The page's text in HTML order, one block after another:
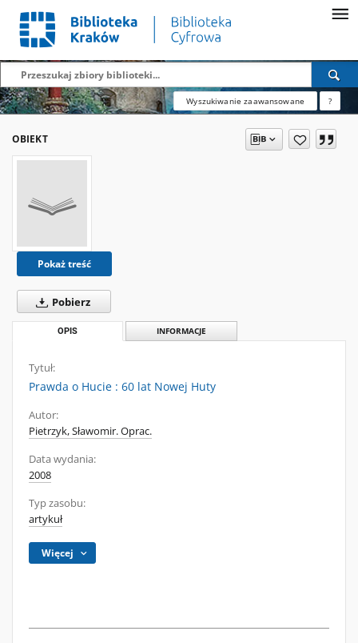
Wyszukiwanie zaawansowane ?
OBIEKT
Pokaż treść
Pobierz
OPIS INFORMACJE
Tytuł:
Prawda o Hucie : 60 lat Nowej Huty
Autor:
Pietrzyk, Sławomir. Oprac.
Data wydania:
2008
Typ zasobu:
artykuł
Więcej